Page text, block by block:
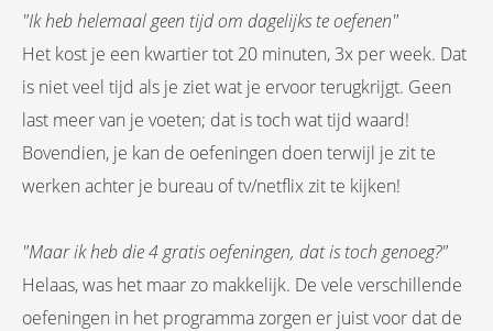
"Ik heb helemaal geen tijd om dagelijks te oefenen"
Het kost je een kwartier tot 20 minuten, 3x per week. Dat
is niet veel tijd als je ziet wat je ervoor terugkrijgt. Geen
last meer van je voeten; dat is toch wat tijd waard!
Bovendien, je kan de oefeningen doen terwijl je zit te
werken achter je bureau of tv/netflix zit te kijken!
"Maar ik heb die 4 gratis oefeningen, dat is toch genoeg?"
Helaas, was het maar zo makkelijk. De vele verschillende
oefeningen in het programma zorgen er juist voor dat de